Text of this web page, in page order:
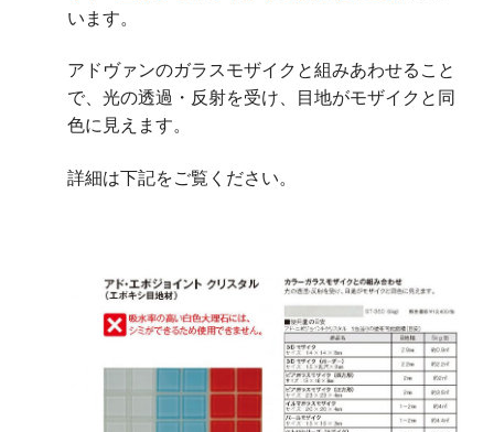
います。
アドヴァンのガラスモザイクと組みあわせること
で、光の透過・反射を受け、目地がモザイクと同
色に見えます。
詳細は下記をご覧ください。